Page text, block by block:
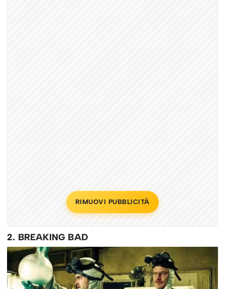
RIMUOVI PUBBLICITÀ
2. BREAKING BAD